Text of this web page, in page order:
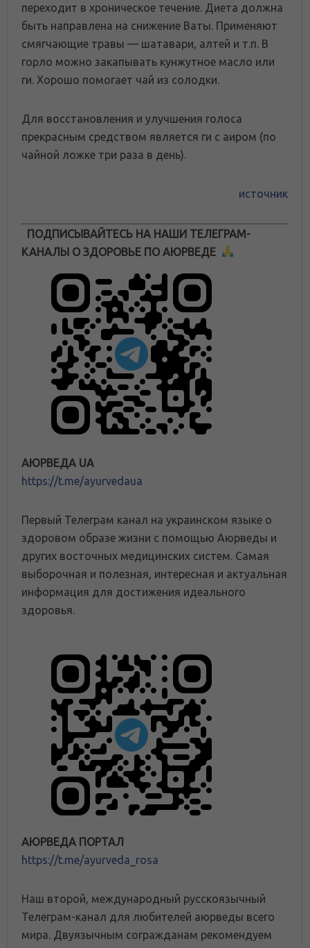
переходит в хроническое течение. Диета должна
быть направлена на снижение Ваты. Применяют
смягчающие травы — шатавари, алтей и т.п. В
горло можно закапывать кунжутное масло или
ги. Хорошо помогает чай из солодки.
Для восстановления и улучшения голоса
прекрасным средством является ги с аиром (по
чайной ложке три раза в день).
источник
ПОДПИСЫВАЙТЕСЬ НА НАШИ ТЕЛЕГРАМ-
КАНАЛЫ О ЗДОРОВЬЕ ПО АЮРВЕДЕ
АЮРВЕДА UA
https://t.me/ayurvedaua
Первый Телеграм канал на украинском языке о
здоровом образе жизни с помощью Аюрведы и
других восточных медицинских систем. Самая
выборочная и полезная, интересная и актуальная
информация для достижения идеального
здоровья.
АЮРВЕДА ПОРТАЛ
https://t.me/ayurveda_rosa
Наш второй, международный русскоязычный
Телеграм-канал для любителей аюрведы всего
мира. Двуязычным согражданам рекомендуем